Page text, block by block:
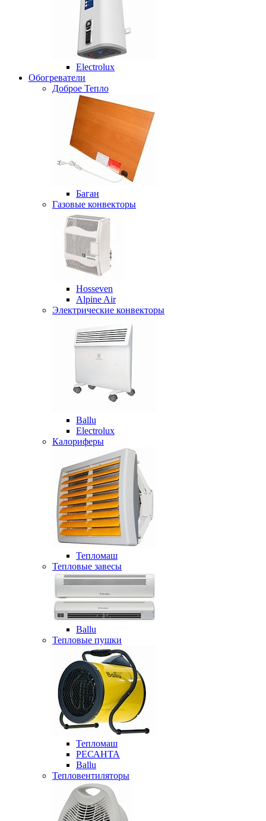
Electrolux
Обогреватели
Доброе Тепло
Баган
Газовые конвекторы
Hosseven
Alpine Air
Электрические конвекторы
Ballu
Electrolux
Калориферы
Тепломаш
Тепловые завесы
Ballu
Тепловые пушки
Тепломаш
РЕСАНТА
Ballu
Тепловентиляторы